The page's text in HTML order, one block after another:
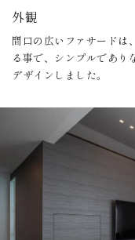
外観
間口の広いファサードは
る事で、シンプルであり
デザインしました。